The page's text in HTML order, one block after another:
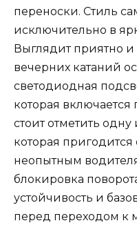
переноски. Стиль
исключительно в
Выглядит приятно
вечерних катаний
светодиодная
которая
стоит отметить
которая
неопытным
блокировка
устойчивость и
перед переходом к